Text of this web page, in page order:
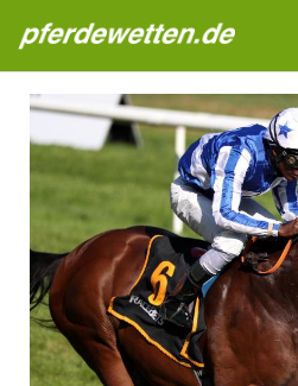
Pferdewetten News